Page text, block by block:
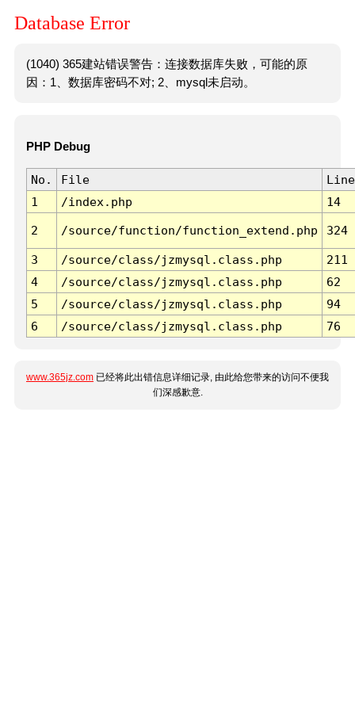
Database Error
(1040) 365建站错误警告：连接数据库失败，可能的原
因：1、数据库密码不对; 2、mysql未启动。
PHP Debug
No. File
Line
1
/index.php 14
2 /source/function/function_extend.php 324
3 /source/class/jzmysql.class.php
211
4
/source/class/jzmysql.class.php
62
5
/source/class/jzmysql.class.php
94
6
/source/class/jzmysql.class.php 76
www.365jz.com 已经将此出错信息详细记录, 由此给您带来的访问不便我
们深感歉意.